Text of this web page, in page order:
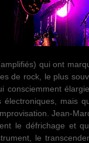
qui ont
de rock, le plus
consciemment
mais
Jean-
le défrichage et
le